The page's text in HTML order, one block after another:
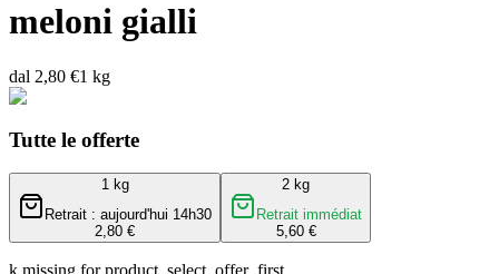
meloni gialli
dal 2,80 €1 kg
Tutte le offerte
1 kg
Retrait : aujourd'hui 14h30
2,80 €
2 kg
Retrait immédiat
5,60 €